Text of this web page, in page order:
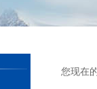
您现在